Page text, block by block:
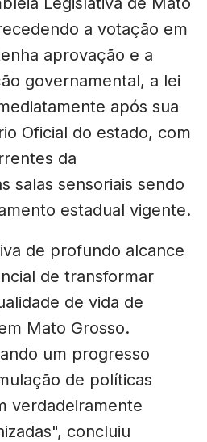
a votação em
aprovação e a
governamental, a lei
após sua
Oficial do estado, com
da
salas sensoriais sendo
estadual vigente.
de profundo alcance
de transformar
de vida de
Mato Grosso.
um progresso
de políticas
verdadeiramente
concluiu